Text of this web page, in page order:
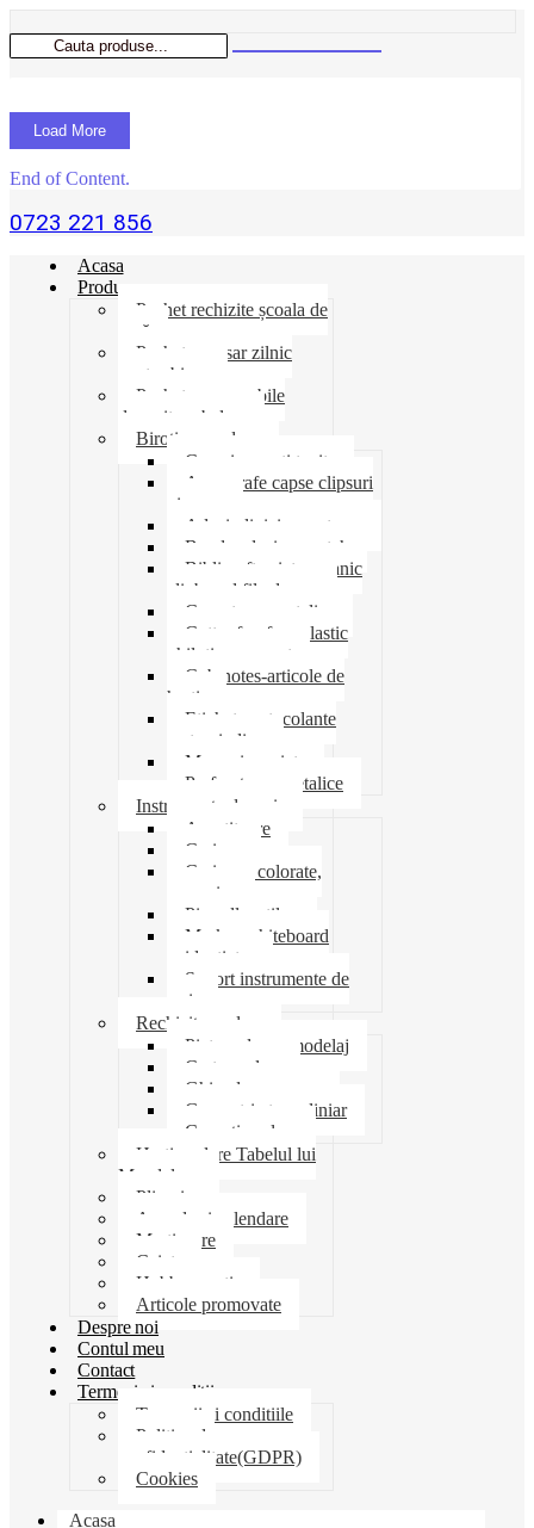
Load More
End of Content.
0723 221 856
Acasa
Produse
Pachet rechizite școala de
vară
Pachet necesar zilnic
pentru birou
Pachet consumabile
depozit-ambalare
Birotica-produse
Cosuri suporti tavite
Ace agrafe capse clipsuri
pioneze
Adeziv lipici corectoare
Banda adeziva-scotch
Biblioraft caiet mecanic
clipboard file dosare
Capsatoare metalice
Cutter foarfeca elastic
ghilotina magnet
Cub notes-articole de
hartie
Etichete autocolante
carton indigo
Mape si serviete
Perforatoare metalice
Instrumente de scris
Ascutitoare
Carioca
Creioane colorate,
mecanice
Pix roller stilou
Marker whiteboard
evidentiator
Suport instrumente de
scris
Rechizite scolare
Pictura desen modelaj
Creta scolara
Ghiozdane penare
Geometrie trusa liniar
Coperti scolare
Harti scolare Tabelul lui
Mendeleev
Plicuri
Agende si calendare
Martisoare
Caiete
Hobby creatie
Articole promovate
Despre noi
Contul meu
Contact
Termeni si conditii
Termenii si conditiile
Politica de
confidentialitate(GDPR)
Cookies
Acasa